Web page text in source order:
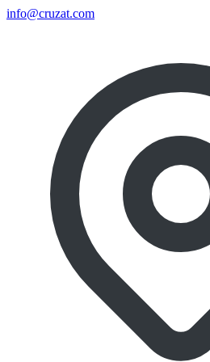
info@cruzat.com